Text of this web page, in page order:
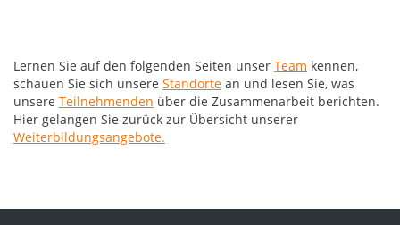
Lernen Sie auf den folgenden Seiten unser Team kennen,
schauen Sie sich unsere Standorte an und lesen Sie, was
unsere Teilnehmenden über die Zusammenarbeit berichten.
Hier gelangen Sie zurück zur Übersicht unserer
Weiterbildungsangebote.